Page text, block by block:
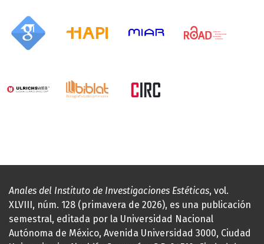
Anales del Instituto de Investigaciones Estéticas, vol.
XLVIII, núm. 128 (primavera de 2026), es una publicación
semestral, editada por la Universidad Nacional
Autónoma de México, Avenida Universidad 3000, Ciudad